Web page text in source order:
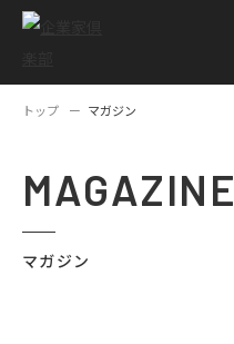
トップ マガジン
MAGAZINE
マガジン